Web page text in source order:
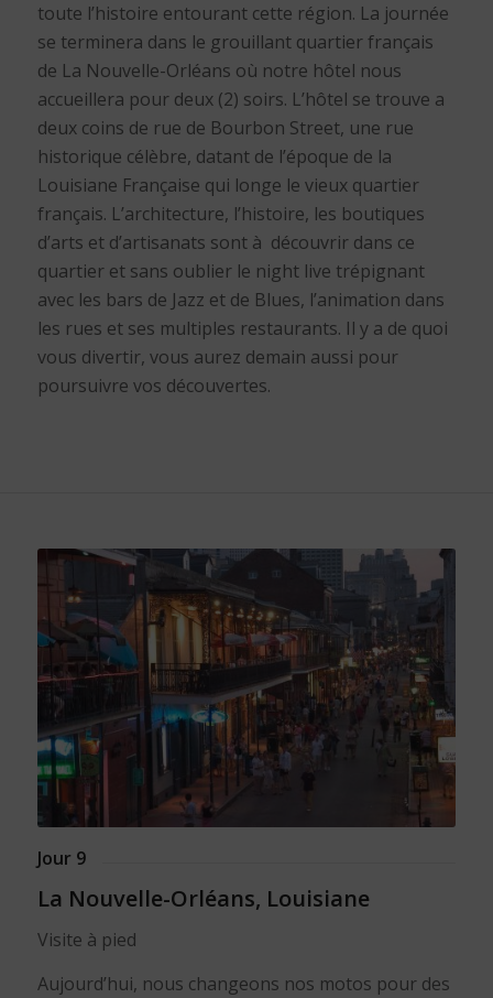
toute l’histoire entourant cette région. La journée
se terminera dans le grouillant quartier français
de La Nouvelle-Orléans où notre hôtel nous
accueillera pour deux (2) soirs. L’hôtel se trouve a
deux coins de rue de Bourbon Street, une rue
historique célèbre, datant de l’époque de la
Louisiane Française qui longe le vieux quartier
français. L’architecture, l’histoire, les boutiques
d’arts et d’artisanats sont à découvrir dans ce
quartier et sans oublier le night live trépignant
avec les bars de Jazz et de Blues, l’animation dans
les rues et ses multiples restaurants. Il y a de quoi
vous divertir, vous aurez demain aussi pour
poursuivre vos découvertes.
Jour 9
La Nouvelle-Orléans, Louisiane
Visite à pied
Aujourd’hui, nous changeons nos motos pour des